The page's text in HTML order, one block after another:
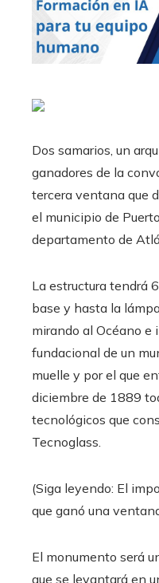
Dos samarios, un
ganadores de la
tercera ventana que
el municipio de
departamento de
La estructura tendrá
base y hasta la
mirando al Océano e
fundacional de un
muelle y por el que
diciembre de 1889
tecnológicos que
Tecnoglass.
(Siga leyendo: El
que ganó una
El monumento será
que se levantará en